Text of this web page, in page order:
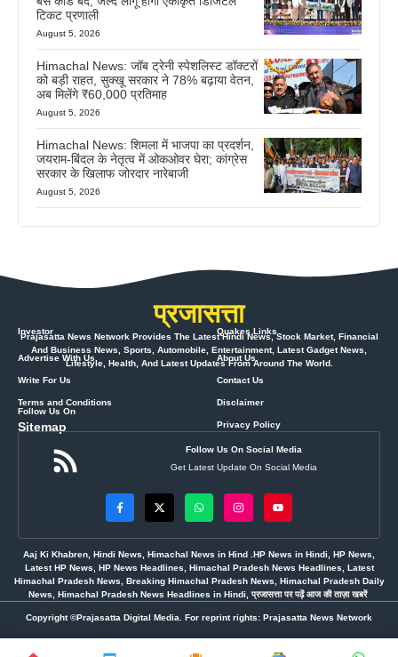
टिकट प्रणाली
August 5, 2026
Himachal News: जॉब ट्रेनी स्पेशलिस्ट डॉक्टरों
को बड़ी राहत, सुक्खू सरकार ने 78% बढ़ाया वेतन,
अब मिलेंगे ₹60,000 प्रतिमाह
August 5, 2026
Himachal News: शिमला में भाजपा का प्रदर्शन,
जयराम-बिंदल के नेतृत्व में ओकओवर घेरा; कांग्रेस
सरकार के खिलाफ जोरदार नारेबाजी
August 5, 2026
प्रजासत्ता
Prajasatta News Network Provides The Latest Hindi News, Stock Market, Financial
And Business News, Sports, Automobile, Entertainment, Latest Gadget News,
Lifestyle, Health, And Latest Updates From Around The World.
Investor
Advertise With Us
Write For Us
Terms and Conditions
Sitemap
Quakes Links
About Us
Contact Us
Disclaimer
Privacy Policy
Follow Us On
Follow Us On Social Media
Get Latest Update On Social Media
Aaj Ki Khabren, Hindi News, Himachal News in Hind .HP News in Hindi, HP News,
Latest HP News, HP News Headlines, Himachal Pradesh News Headlines, Latest
Himachal Pradesh News, Breaking Himachal Pradesh News, Himachal Pradesh Daily
News, Himachal Pradesh News Headlines in Hindi, प्रजासत्ता पर पढ़ें आज की ताज़ा खबरें
Copyright ©Prajasatta Digital Media. For reprint rights: Prajasatta News Network